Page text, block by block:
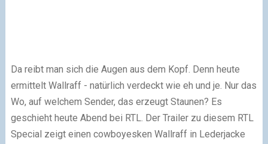
Da reibt man sich die Augen aus dem Kopf. Denn heute
ermittelt Wallraff - natürlich verdeckt wie eh und je. Nur das
Wo, auf welchem Sender, das erzeugt Staunen? Es
geschieht heute Abend bei RTL. Der Trailer zu diesem RTL
Special zeigt einen cowboyesken Wallraff in Lederjacke